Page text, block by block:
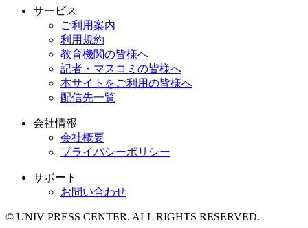
サービス
ご利用案内
利用規約
教育機関の皆様へ
記者・マスコミの皆様へ
本サイトをご利用の皆様へ
配信先一覧
会社情報
会社概要
プライバシーポリシー
サポート
お問い合わせ
© UNIV PRESS CENTER. ALL RIGHTS RESERVED.